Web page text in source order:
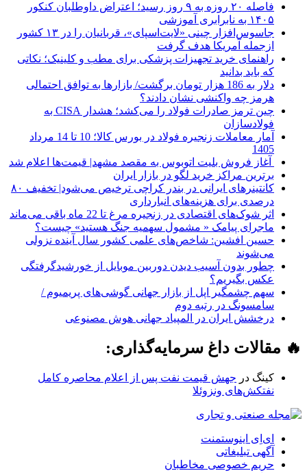
فاصله ۲۰ روزه به ۹ روز رسید؛ اعتراض داوطلبان کنکور
۱۴۰۵ به نابرابری آموزشی
جاسوس‌افزار چینی «لایت‌اسپای»، قربانیان را در ۱۳ کشور
ازجمله آمریکا هدف گرفت
راهنمای خرید تجهیزات پزشکی برای مطب و کلینیک؛ نکاتی
که باید بدانید
دلار به 186 هزار تومان برگشت/ بازارها به توافق احتمالی
هرمز چه واکنشی نشان دادند؟
چین ترمز صادرات فولاد را می‌کشد؛ هشدار CISA به
فولادسازان
آمار معاملات زنجیره فولاد در بورس کالا؛ 10 تا 14 مرداد
1405
آغاز فروش بلیت اتوبوس به مقصد مشهد| قیمت‌ها اعلام شد
برترین مراکز خرید لگو در بازار ایران
کانتینرهای ایرانی در بندر کراچی ترخیص می‌شود| تخفیف ۸۰
درصدی برای هزینه‌های انبارداری
اثر شوک‌های اقتصادی در زنجیره مرغ تا 22 ماه باقی می‌ماند
ماجرای پیامک « مشمول سهمیه جنگ هستید» چیست؟
حسین افشین: شاخص‌های علمی کشور سال آینده نزولی
می‌شوند
چطور بدون آسیب دیدن دوربین موبایل از خورشیدگرفتگی
عکس بگیریم؟
سهم چشمگیر اپل از بازار جهانی گوشی‌های پریمیوم /
سامسونگ در رتبه دوم
درخشش ایران در المپیاد جهانی هوش مصنوعی
🔥 مقالات داغ سرمایه‌گذاری:
کینگ در جهش قیمت نفت پس از اعلام محاصره کامل
نفتکش‌های ونزوئلا
ای‌اِی اینوستمنت
آگهی تبلیغاتی
حریم خصوصی مخاطبان